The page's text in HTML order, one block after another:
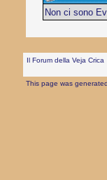
Non ci sono
Il Forum della Veja Crica
This page was